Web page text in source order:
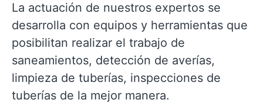
La actuación de nuestros expertos se
desarrolla con equipos y herramientas que
posibilitan realizar el trabajo de
saneamientos, detección de averías,
limpieza de tuberías, inspecciones de
tuberías de la mejor manera.